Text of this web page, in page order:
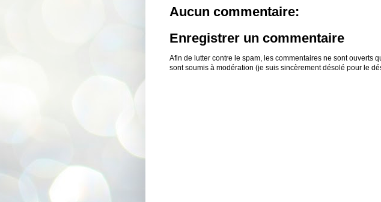
Aucun commentaire:
Enregistrer un commentaire
Afin de lutter contre le spam, les commentaires ne sont ouverts
sont soumis à modération (je suis sincèrement désolé pour le